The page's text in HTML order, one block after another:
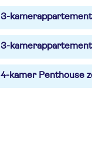
3-
3-
4-kamer Penthouse